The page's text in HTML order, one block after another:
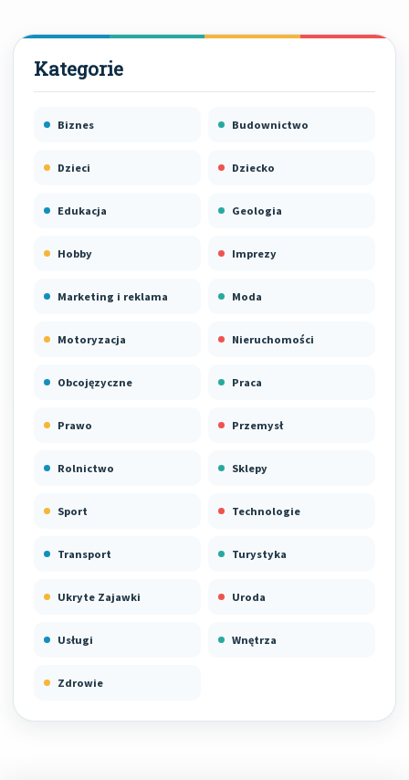
Biznes Budownictwo
Dzieci Dziecko
Edukacja Geologia
Hobby Imprezy
Marketing i reklama Moda
Motoryzacja Nieruchomości
Obcojęzyczne Praca
Prawo Przemysł
Rolnictwo Sklepy
Sport Technologie
Transport Turystyka
Ukryte Zajawki Uroda
Usługi Wnętrza
Zdrowie